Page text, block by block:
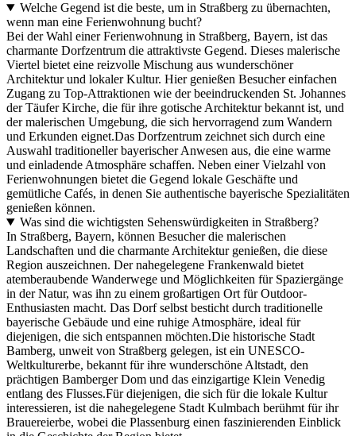
Welche Gegend ist die beste, um in Straßberg zu übernachten,
wenn man eine Ferienwohnung bucht?
Bei der Wahl einer Ferienwohnung in Straßberg, Bayern, ist das
charmante Dorfzentrum die attraktivste Gegend. Dieses malerische
Viertel bietet eine reizvolle Mischung aus wunderschöner
Architektur und lokaler Kultur. Hier genießen Besucher einfachen
Zugang zu Top-Attraktionen wie der beeindruckenden St. Johannes
der Täufer Kirche, die für ihre gotische Architektur bekannt ist, und
der malerischen Umgebung, die sich hervorragend zum Wandern
und Erkunden eignet.Das Dorfzentrum zeichnet sich durch eine
Auswahl traditioneller bayerischer Anwesen aus, die eine warme
und einladende Atmosphäre schaffen. Neben einer Vielzahl von
Ferienwohnungen bietet die Gegend lokale Geschäfte und
gemütliche Cafés, in denen Sie authentische bayerische Spezialitäten
genießen können.
Was sind die wichtigsten Sehenswürdigkeiten in Straßberg?
In Straßberg, Bayern, können Besucher die malerischen
Landschaften und die charmante Architektur genießen, die diese
Region auszeichnen. Der nahegelegene Frankenwald bietet
atemberaubende Wanderwege und Möglichkeiten für Spaziergänge
in der Natur, was ihn zu einem großartigen Ort für Outdoor-
Enthusiasten macht. Das Dorf selbst besticht durch traditionelle
bayerische Gebäude und eine ruhige Atmosphäre, ideal für
diejenigen, die sich entspannen möchten.Die historische Stadt
Bamberg, unweit von Straßberg gelegen, ist ein UNESCO-
Weltkulturerbe, bekannt für ihre wunderschöne Altstadt, den
prächtigen Bamberger Dom und das einzigartige Klein Venedig
entlang des Flusses.Für diejenigen, die sich für die lokale Kultur
interessieren, ist die nahegelegene Stadt Kulmbach berühmt für ihr
Brauereierbe, wobei die Plassenburg einen faszinierenden Einblick